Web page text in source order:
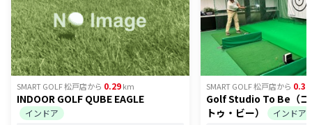
SMART GOLF 松戸店から 0.29km
INDOOR GOLF QUBE EAGLE
インドア
SMART GOLF 松戸店から 0.32
Golf Studio To Be（ゴ
トゥ・ビー）
インドア